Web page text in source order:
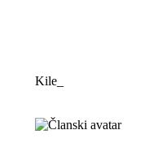
Kile_